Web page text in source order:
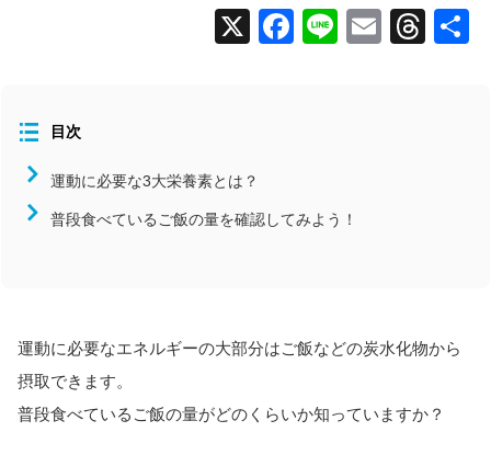
コンディション
北海道/東北
関東
中部
X Facebook
LineEmail
目次
運動に必要な3大栄養素とは？
普段食べているご飯の量を確認してみよう！
運動に必要なエネルギーの大部分はご飯などの炭水化物から
摂取できます。
普段食べているご飯の量がどのくらいか知っていますか？